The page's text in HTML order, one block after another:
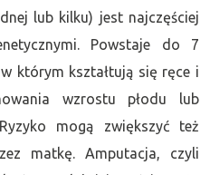
lub kilku) jest najczęściej
Powstaje do 7
którym kształtują się ręce i
wzrostu płodu lub
mogą zwiększyć też
matkę. Amputacja, czyli